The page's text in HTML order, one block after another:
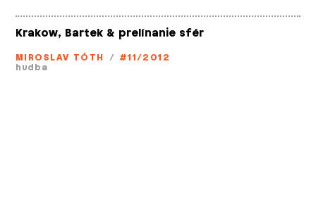
Krakow, Bartek & prelínanie sfér
MIROSLAV TÓTH / #11/2012
hudba